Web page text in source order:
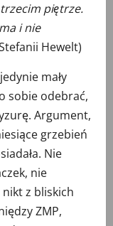
piętrze.
i nie
Hewelt)
mały
sobie odebrać,
Argument,
grzebień
Nie
nie
z bliskich
ZMP,